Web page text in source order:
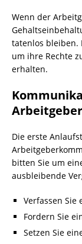
Wenn der
tatenlos bleiben.
um ihre Rechte
erhalten.
Arbeitgeber
Die erste
bitten Sie um
ausbleibende
Verfassen Sie
Fordern Sie
Setzen Sie